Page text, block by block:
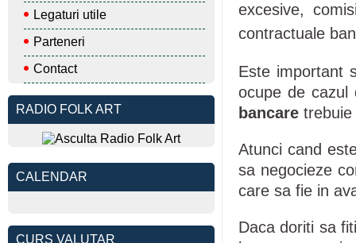
excesive,
contractuale
Este important
ocupe de
bancare
Atunci cand
sa negocieze
care sa fie in
Daca doriti sa
Legaturi utile
Parteneri
Contact
RADIO FOLK ART
CALENDAR
CURS VALUTAR